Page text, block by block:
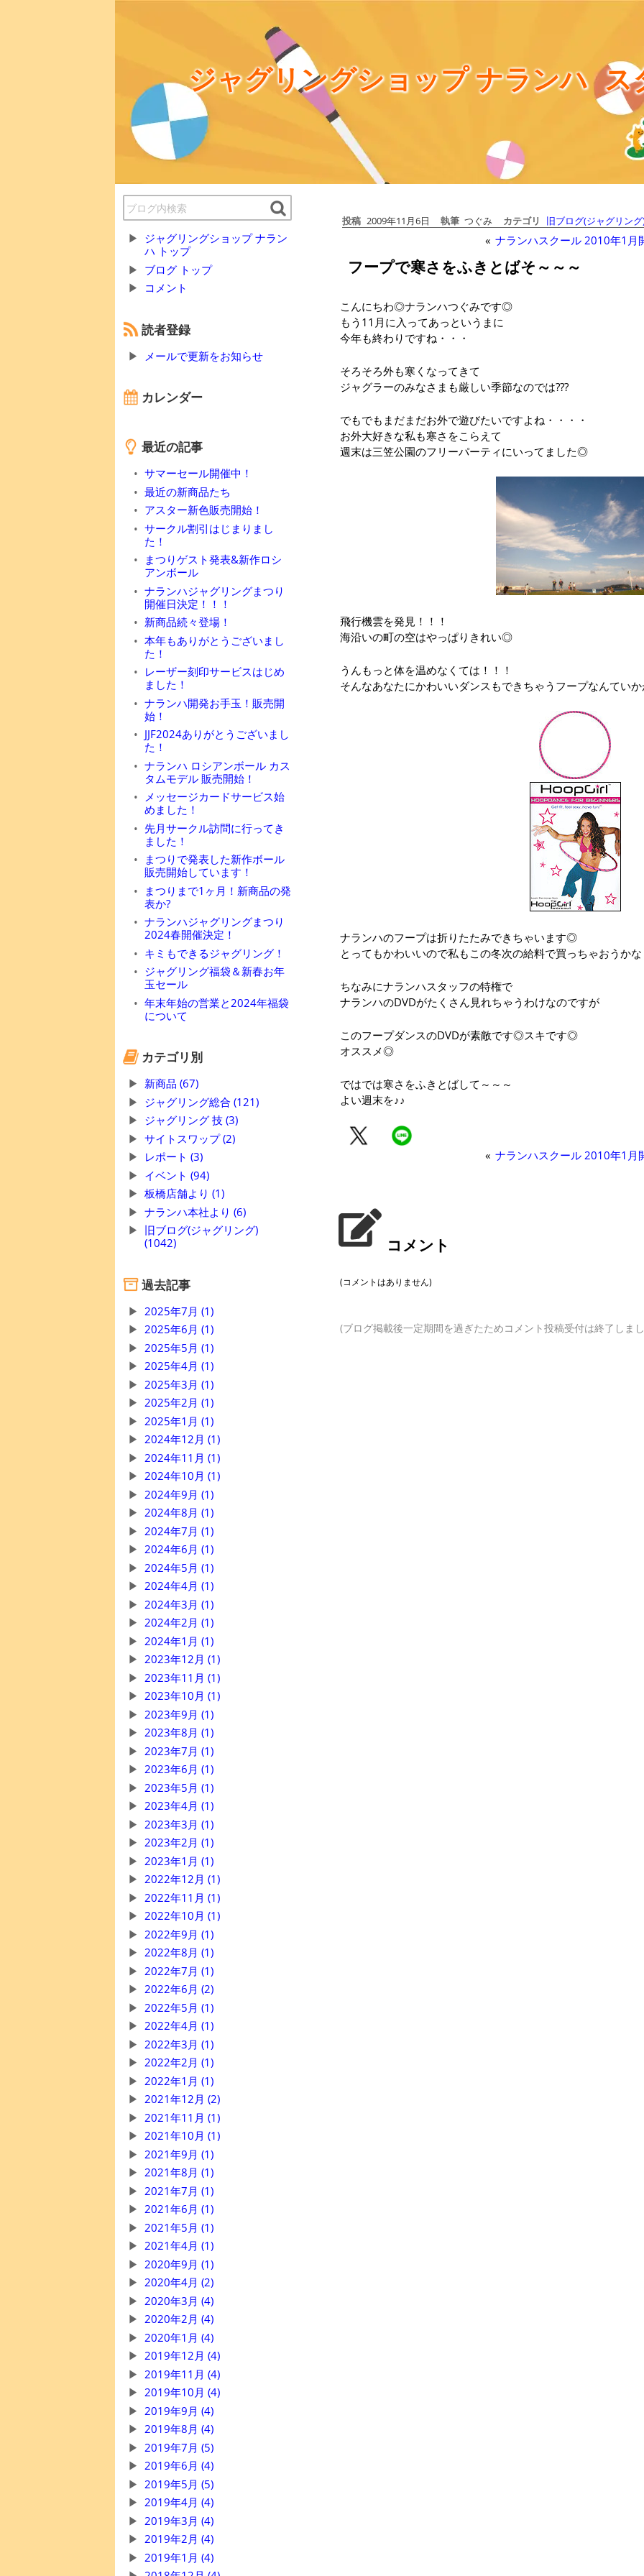
ジャグリングショップ ナランハ ス
ジャグリングショップ ナラン
ハ トップ
ブログ トップ
コメント
読者登録
メールで更新をお知らせ
カレンダー
最近の記事
サマーセール開催中！
最近の新商品たち
アスター新色販売開始！
サークル割引はじまりまし
た！
まつりゲスト発表&新作ロシ
アンボール
ナランハジャグリングまつり
開催日決定！！！
新商品続々登場！
本年もありがとうございまし
た！
レーザー刻印サービスはじめ
ました！
ナランハ開発お手玉！販売開
始！
JJF2024ありがとうございまし
た！
ナランハ ロシアンボール カス
タムモデル 販売開始！
メッセージカードサービス始
めました！
先月サークル訪問に行ってき
ました！
まつりで発表した新作ボール
販売開始しています！
まつりまで1ヶ月！新商品の発
表か?
ナランハジャグリングまつり
2024春開催決定！
キミもできるジャグリング！
ジャグリング福袋＆新春お年
玉セール
年末年始の営業と2024年福袋
について
カテゴリ別
新商品 (67)
ジャグリング総合 (121)
ジャグリング 技 (3)
サイトスワップ (2)
レポート (3)
イベント (94)
板橋店舗より (1)
ナランハ本社より (6)
旧ブログ(ジャグリング)
(1042)
過去記事
2025年7月 (1)
2025年6月 (1)
2025年5月 (1)
2025年4月 (1)
2025年3月 (1)
2025年2月 (1)
2025年1月 (1)
2024年12月 (1)
2024年11月 (1)
2024年10月 (1)
2024年9月 (1)
2024年8月 (1)
2024年7月 (1)
2024年6月 (1)
2024年5月 (1)
2024年4月 (1)
2024年3月 (1)
2024年2月 (1)
2024年1月 (1)
2023年12月 (1)
2023年11月 (1)
2023年10月 (1)
2023年9月 (1)
2023年8月 (1)
2023年7月 (1)
2023年6月 (1)
2023年5月 (1)
2023年4月 (1)
2023年3月 (1)
2023年2月 (1)
2023年1月 (1)
2022年12月 (1)
2022年11月 (1)
2022年10月 (1)
2022年9月 (1)
2022年8月 (1)
2022年7月 (1)
2022年6月 (2)
2022年5月 (1)
2022年4月 (1)
2022年3月 (1)
2022年2月 (1)
2022年1月 (1)
2021年12月 (2)
2021年11月 (1)
2021年10月 (1)
2021年9月 (1)
2021年8月 (1)
2021年7月 (1)
2021年6月 (1)
2021年5月 (1)
2021年4月 (1)
2020年9月 (1)
2020年4月 (2)
2020年3月 (4)
2020年2月 (4)
2020年1月 (4)
2019年12月 (4)
2019年11月 (4)
2019年10月 (4)
2019年9月 (4)
2019年8月 (4)
2019年7月 (5)
2019年6月 (4)
2019年5月 (5)
2019年4月 (4)
2019年3月 (4)
2019年2月 (4)
2019年1月 (4)
投稿 2009年11月6日 執筆 つぐみ カテゴリ 旧ブログ(ジャグリング
« ナランハスクール 2010年1月
フープで寒さをふきとばそ～～～
こんにちわ◎ナランハつぐみです◎
もう11月に入ってあっというまに
今年も終わりですね・・・
そろそろ外も寒くなってきて
ジャグラーのみなさまも厳しい季節なのでは???
でもでもまだまだお外で遊びたいですよね・・・・
お外大好きな私も寒さをこらえて
週末は三笠公園のフリーパーティにいってました◎
飛行機雲を発見！！！
海沿いの町の空はやっぱりきれい◎
うんもっと体を温めなくては！！！
そんなあなたにかわいいダンスもできちゃうフープなんていか
ナランハのフープは折りたたみできちゃいます◎
とってもかわいいので私もこの冬次の給料で買っちゃおうか
ちなみにナランハスタッフの特権で
ナランハのDVDがたくさん見れちゃうわけなのですが
このフープダンスのDVDが素敵です◎スキです◎
オススメ◎
ではでは寒さをふきとばして～～～
よい週末を♪♪
« ナランハスクール 2010年1月
コメント
(コメントはありません)
(ブログ掲載後一定期間を過ぎたためコメント投稿受付は終了しま